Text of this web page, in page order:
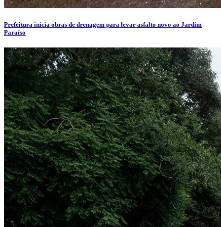
Prefeitura inicia obras de drenagem para levar asfalto novo ao Jardim
Paraíso